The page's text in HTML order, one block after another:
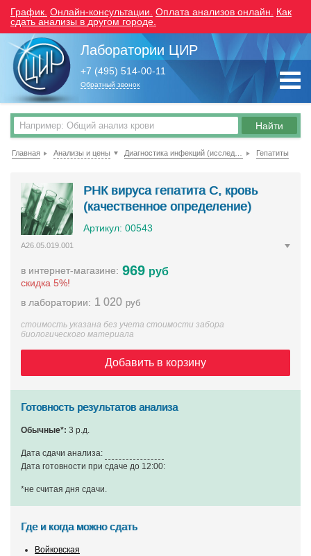
График. Онлайн-консультации. Оплата анализов онлайн.
Как
сдать анализы в другом городе.
Лаборатории ЦИР
+7 (495) 514-00-11
Обратный звонок
Главная Анализы и цены Гепатиты
РНК вируса гепатита С, кровь
(качественное определение)
Артикул: 00543
A26.05.019.001
в интернет-магазине:
скидка 5%!
969 руб
в лаборатории: 1 020 руб
стоимость указана без учета стоимости забора
биологического материала
Добавить в корзину
Готовность результатов анализа
Обычные*: 3 р.д.
Дата сдачи анализа:
Дата готовности при сдаче до 12:00:
*не считая дня сдачи.
Где и когда можно сдать
Войковская